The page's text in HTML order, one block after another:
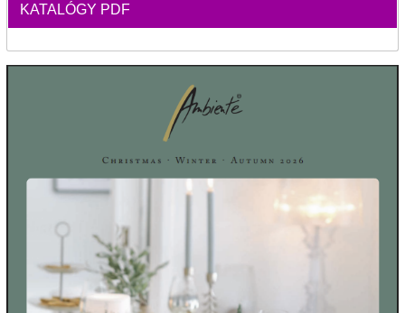
KATALÓGY PDF